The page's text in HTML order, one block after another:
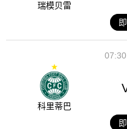
瑞模贝雷
07:30
科里蒂巴